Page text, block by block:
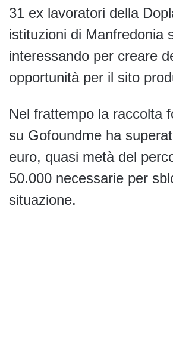
31 ex lavoratori della
istituzioni di Manfredonia
interessando per creare
opportunità per il sito
Nel frattempo la raccolta
su Gofoundme ha
euro, quasi metà del
50.000 necessarie per
situazione.